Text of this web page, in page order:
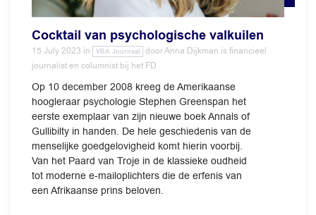
Cocktail van psychologische valkuilen
15 July 2023 in VBA Journaal doorAnna Dijkman is financieel
journalist en columnist bij het FD
Op 10 december 2008 kreeg de Amerikaanse
hoogleraar psychologie Stephen Greenspan het
eerste exemplaar van zijn nieuwe boek Annals of
Gullibilty in handen. De hele geschiedenis van de
menselijke goedgelovigheid komt hierin voorbij.
Van het Paard van Troje in de klassieke oudheid
tot moderne e-mailoplichters die de erfenis van
een Afrikaanse prins beloven.